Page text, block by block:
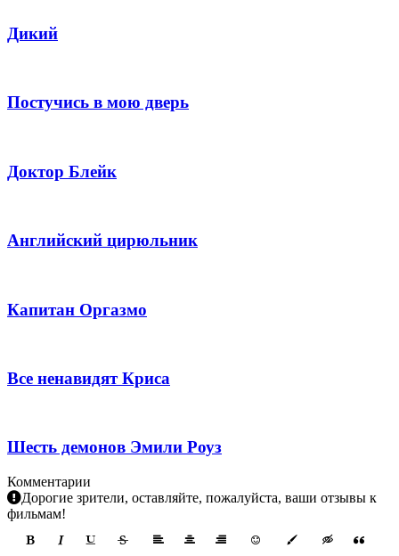
Дикий
Постучись в мою дверь
Доктор Блейк
Английский цирюльник
Капитан Оргазмо
Все ненавидят Криса
Шесть демонов Эмили Роуз
Комментарии
Дорогие зрители, оставляйте, пожалуйста, ваши отзывы к
фильмам!